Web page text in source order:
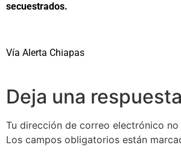
secuestrados.
Vía Alerta Chiapas
Deja una respuesta
Tu dirección de correo electrónico no
Los campos obligatorios están